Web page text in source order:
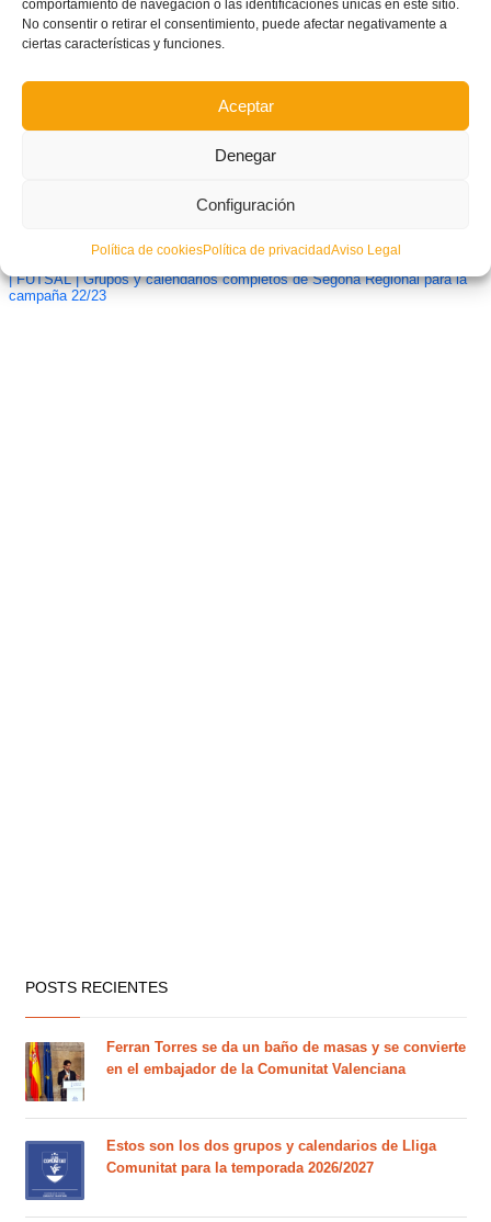
comportamiento de navegación o las identificaciones únicas en este sitio.
No consentir o retirar el consentimiento, puede afectar negativamente a
ciertas características y funciones.
Aceptar
Denegar
Configuración
Política de cookiesPolítica de privacidadAviso Legal
| FUTSAL | Grupos y calendarios completos de Segona Regional para la
campaña 22/23
POSTS RECIENTES
Ferran Torres se da un baño de masas y se convierte
en el embajador de la Comunitat Valenciana
Estos son los dos grupos y calendarios de Lliga
Comunitat para la temporada 2026/2027